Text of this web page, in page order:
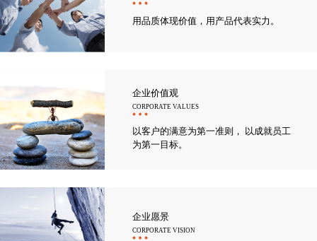
用品质体现价值，用产品代表实力。
企业价值观
CORPORATE VALUES
以客户的满意为第一准则， 以成就员工
为第一目标。
企业愿景
CORPORATE VISION